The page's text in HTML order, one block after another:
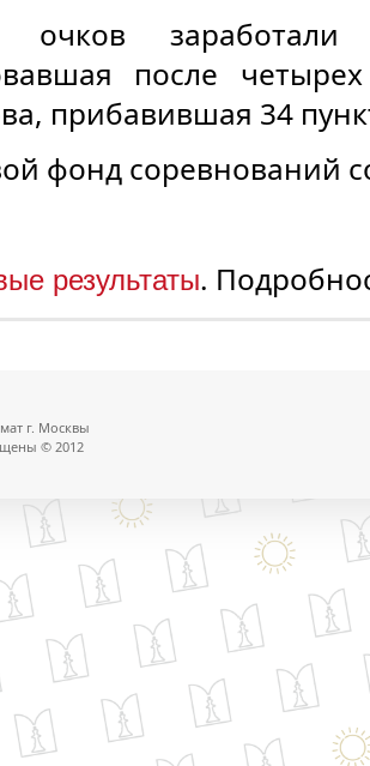
заработали
после
прибавившая 34
фонд соревнований
результаты.
г. Москвы
© 2012